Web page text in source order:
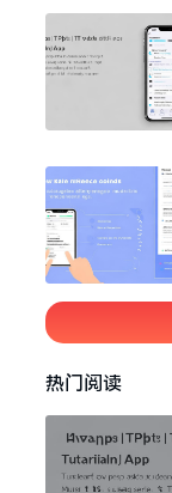
热门阅读